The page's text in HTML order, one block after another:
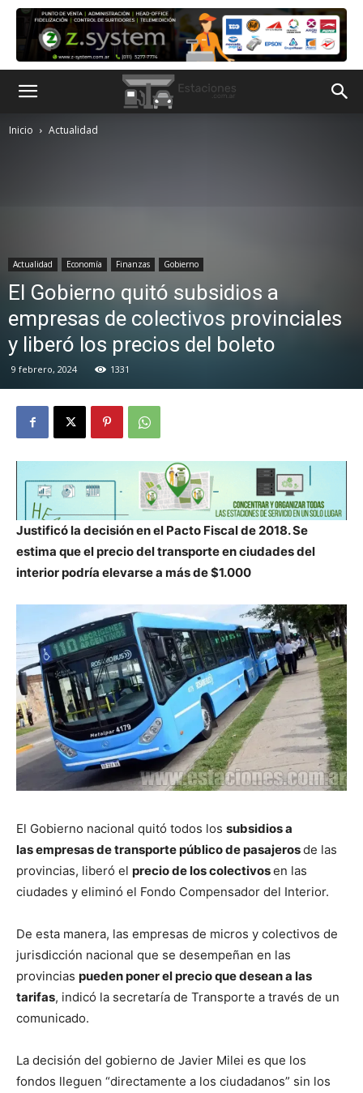
Inicio Actualidad
Actualidad Economía Finanzas Gobierno
El Gobierno quitó subsidios a
empresas de colectivos provinciales
y liberó los precios del boleto
9 febrero, 2024 1331
Justificó la decisión en el Pacto Fiscal de 2018. Se
estima que el precio del transporte en ciudades del
interior podría elevarse a más de $1.000
El Gobierno nacional quitó todos los subsidios a
las empresas de transporte público de pasajerosde las
provincias, liberó el precio de los colectivosen las
ciudades y eliminó el Fondo Compensador del Interior.
De esta manera, las empresas de micros y colectivos de
jurisdicción nacional que se desempeñan en las
provincias pueden poner el precio que desean a las
tarifas, indicó la secretaría de Transporte a través de un
comunicado.
La decisión del gobierno de Javier Milei es que los
fondos lleguen “directamente a los ciudadanos” sin los